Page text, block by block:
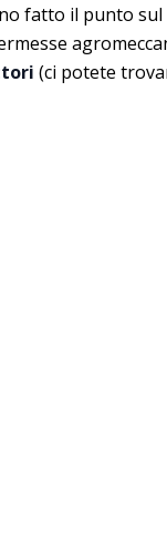
fatto il punto
(ci potete